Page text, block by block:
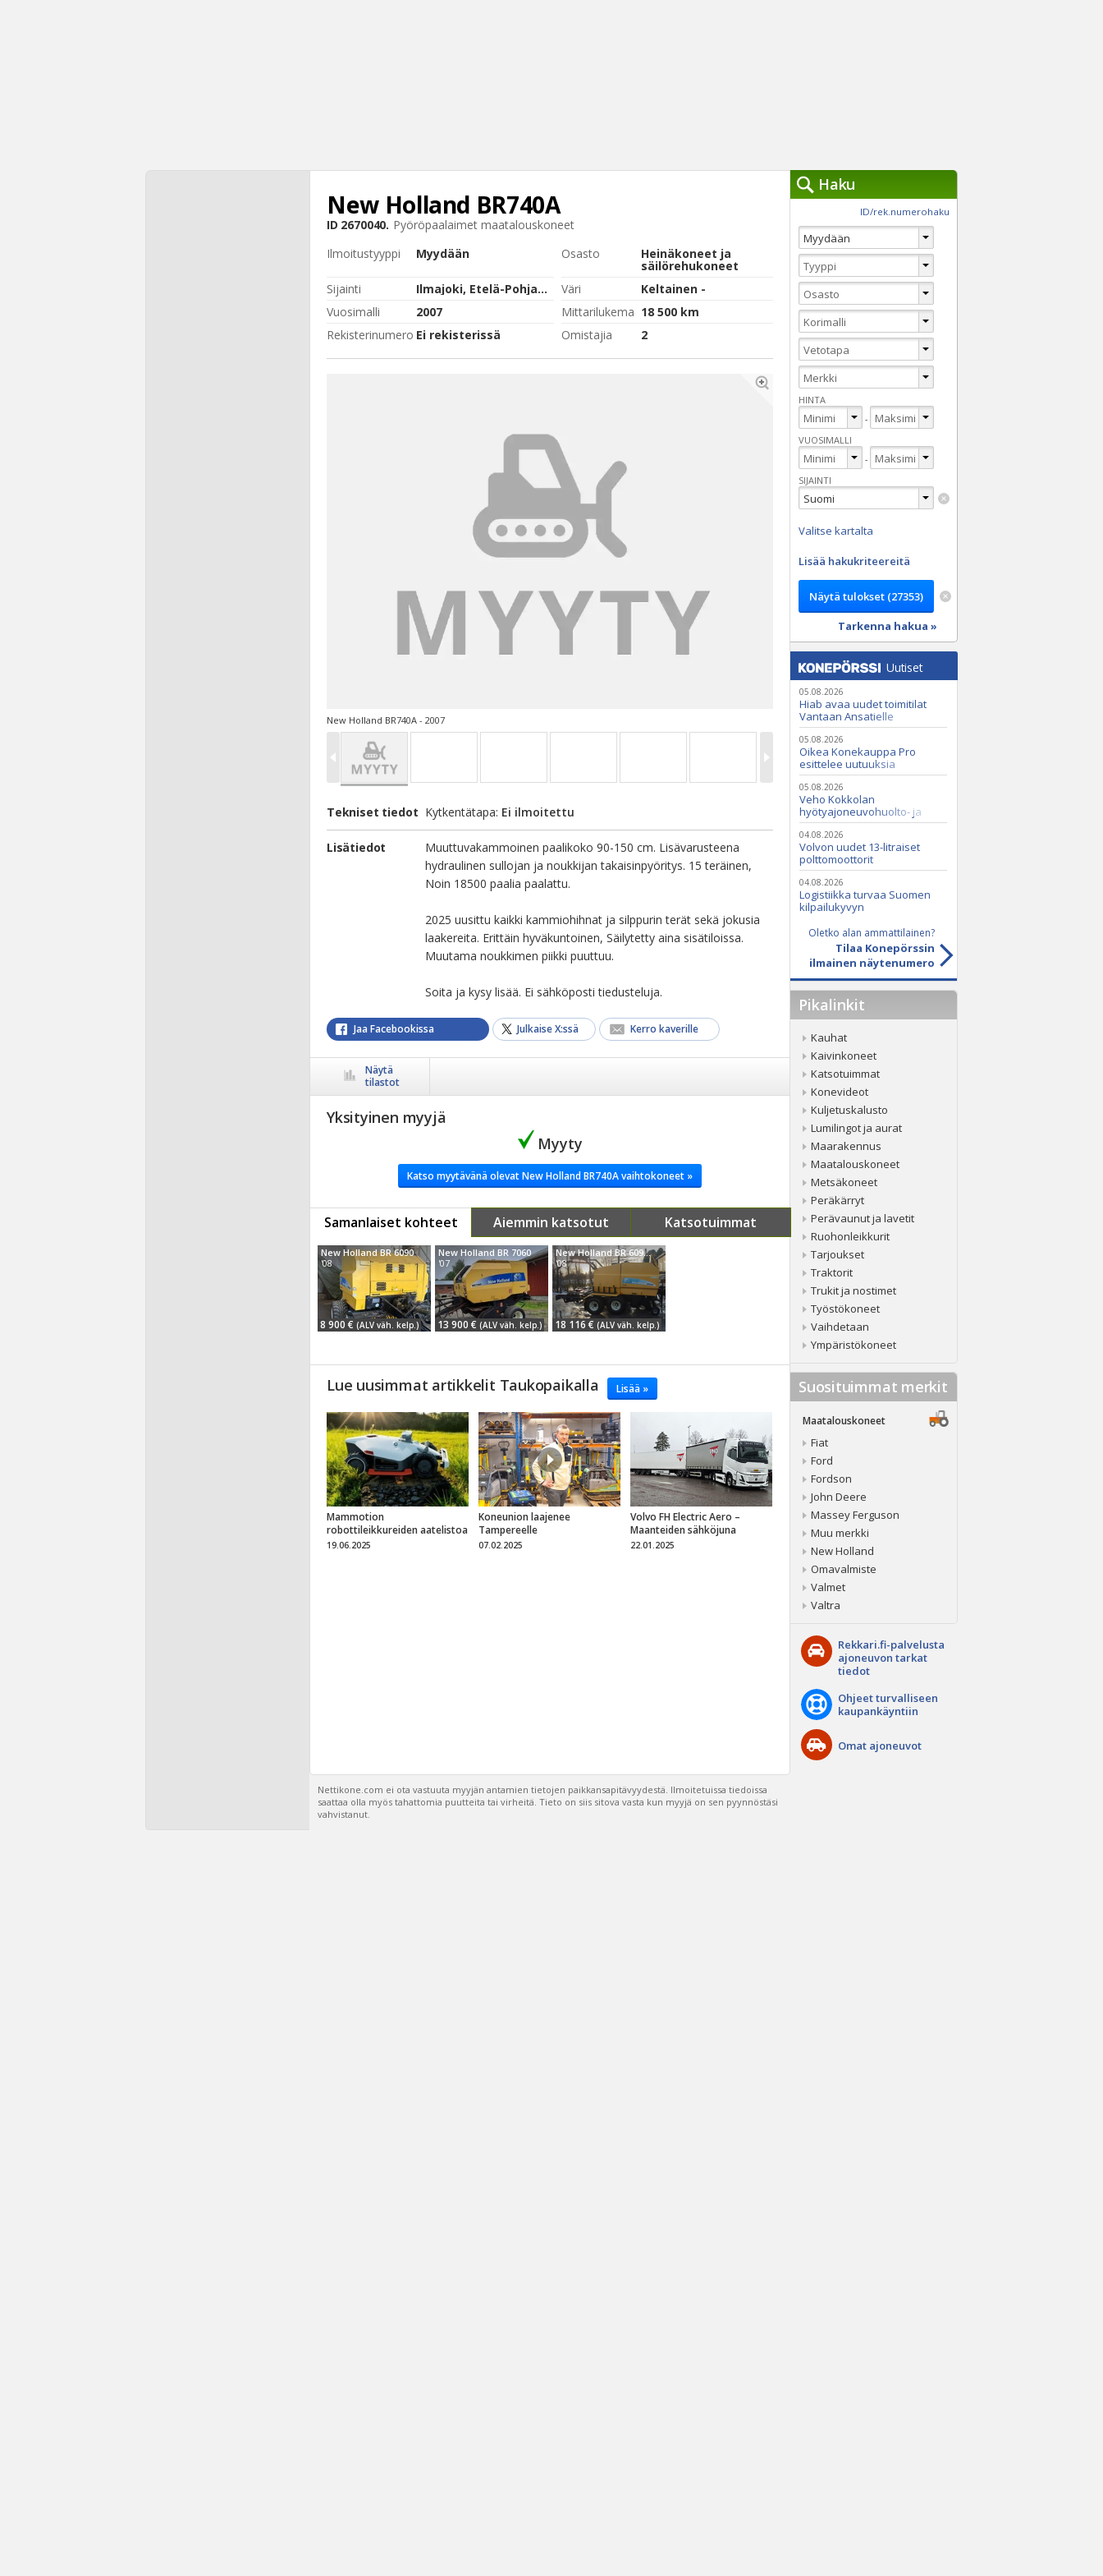
New Holland BR740A
ID 2670040. Pyöröpaalaimet maatalouskoneet
Ilmoitustyyppi
Myydään Osasto Heinäkoneet ja
säilörehukoneet
Sijainti
Ilmajoki, Etelä-Pohjanmaa Väri
Keltainen -
Vuosimalli
2007 Mittarilukema 18 500 km
Rekisterinumero Ei rekisterissä Omistajia 2
New Holland BR740A - 2007
Tekniset tiedot Kytkentätapa: Ei ilmoitettu
Lisätiedot
Muuttuvakammoinen paalikoko 90-150 cm. Lisävarusteena
hydraulinen sullojan ja noukkijan takaisinpyöritys. 15 teräinen,
Noin 18500 paalia paalattu.
2025 uusittu kaikki kammiohihnat ja silppurin terät sekä jokusia
laakereita. Erittäin hyväkuntoinen, Säilytetty aina sisätiloissa.
Muutama noukkimen piikki puuttuu.
Soita ja kysy lisää. Ei sähköposti tiedusteluja.
Jaa Facebookissa Julkaise X:ssä Kerro kaverille
Näytä
tilastot
Yksityinen myyjä
Myyty
Katso myytävänä olevat New Holland BR740A vaihtokoneet »
Samanlaiset kohteet Aiemmin katsotut Katsotuimmat
New Holland BR 6090
'08
8 900 € (ALV väh. kelp.)
New Holland BR 7060
'07
13 900 € (ALV väh. kelp.)
New Holland BR 6090 Combi
'08
18 116 € (ALV väh. kelp.)
Lue uusimmat artikkelit Taukopaikalla Lisää »
Mammotion
robottileikkureiden aatelistoa
19.06.2025
Koneunion laajenee
Tampereelle
07.02.2025
Volvo FH Electric Aero –
Maanteiden sähköjuna
22.01.2025
Nettikone.com ei ota vastuuta myyjän antamien tietojen paikkansapitävyydestä. Ilmoitetuissa tiedoissa
saattaa olla myös tahattomia puutteita tai virheitä. Tieto on siis sitova vasta kun myyjä on sen pyynnöstäsi
vahvistanut.
Haku
ID/rek.numerohaku
HINTA
-
VUOSIMALLI
-
SIJAINTI
Valitse kartalta
Lisää hakukriteereitä
Tarkenna hakua »
Uutiset
05.08.2026
Hiab avaa uudet toimitilat
Vantaan Ansatielle
05.08.2026
Oikea Konekauppa Pro
esittelee uutuuksia
ammattikäyttöön
05.08.2026
Veho Kokkolan
hyötyajoneuvohuolto- ja
varaosatoiminnot Q2 Service
Oy:lle lokakuussa
04.08.2026
Volvon uudet 13-litraiset
polttomoottorit
04.08.2026
Logistiikka turvaa Suomen
kilpailukyvyn
Oletko alan ammattilainen?
Tilaa Konepörssin
ilmainen näytenumero
Pikalinkit
Kauhat
Kaivinkoneet
Katsotuimmat
Konevideot
Kuljetuskalusto
Lumilingot ja aurat
Maarakennus
Maatalouskoneet
Metsäkoneet
Peräkärryt
Perävaunut ja lavetit
Ruohonleikkurit
Tarjoukset
Traktorit
Trukit ja nostimet
Työstökoneet
Vaihdetaan
Ympäristökoneet
Suosituimmat merkit
Maatalouskoneet
Fiat
Ford
Fordson
John Deere
Massey Ferguson
Muu merkki
New Holland
Omavalmiste
Valmet
Valtra
Rekkari.fi-palvelusta
ajoneuvon tarkat
tiedot
Ohjeet turvalliseen
kaupankäyntiin
Omat ajoneuvot